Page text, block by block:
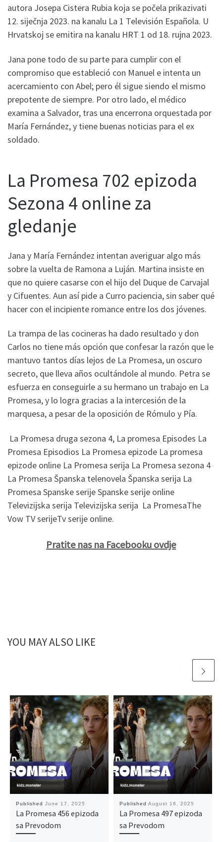
autora Josepa Cistera Rubia koja se počela prikazivati
12. siječnja 2023. na kanalu La 1 Televisión Española. U
Hrvatskoj se emitira na kanalu HRT 1 od 18. rujna 2023.
Jana pone todo de su parte para cumplir con el
compromiso que estableció con Manuel e intenta un
acercamiento con Abel; pero él sigue siendo el mismo
prepotente de siempre. Por otro lado, el médico
examina a Salvador, tras una encerrona orquestada por
María Fernández, y tiene buenas noticias para el ex
soldado.
La Promesa 702 epizoda
Sezona 4 online za
gledanje
Jana y María Fernández intentan averiguar algo más
sobre la vuelta de Ramona a Luján. Martina insiste en
que no quiere casarse con el hijo del Duque de Carvajal
y Cifuentes. Aun así pide a Curro paciencia, sin saber qué
hacer con el incipiente romance entre los dos jóvenes.
La trampa de las cocineras ha dado resultado y don
Carlos no tiene más opción que confesar la razón que le
mantuvo tantos días lejos de La Promesa, un oscuro
secreto, que lleva años ocultándole al mundo. Petra se
esfuerza en conseguirle a su hermano un trabajo en La
Promesa, y lo logra gracias a la intercesión de la
marquesa, a pesar de la oposición de Rómulo y Pía.
La Promesa druga sezona 4, La promesa Episodes La
Promesa Episodios La Promesa epizode La promesa
epizode online La Promesa serija La Promesa sezona 4
La Promesa Španska telenovela Španska serija La
Promesa Spanske serije Spanske serije online
Televizijska serija Televizijska serija La PromesaThe
Vow TV serijeTv serije online.
Pratite nas na Facebooku ovdje
YOU MAY ALSO LIKE
Published June 17, 2025
La Promesa 456 epizoda
sa Prevodom
Published August 16, 2025
La Promesa 497 epizoda
sa Prevodom